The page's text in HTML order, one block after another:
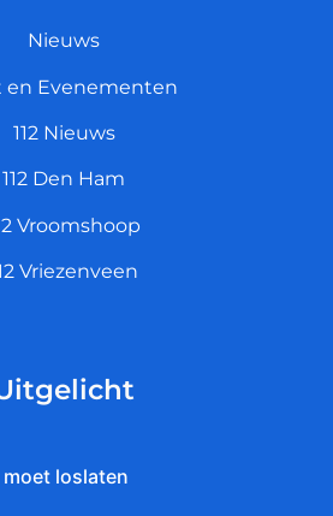
Nieuws
en Evenementen
112 Nieuws
112 Den Ham
Vroomshoop
Vriezenveen
loslaten